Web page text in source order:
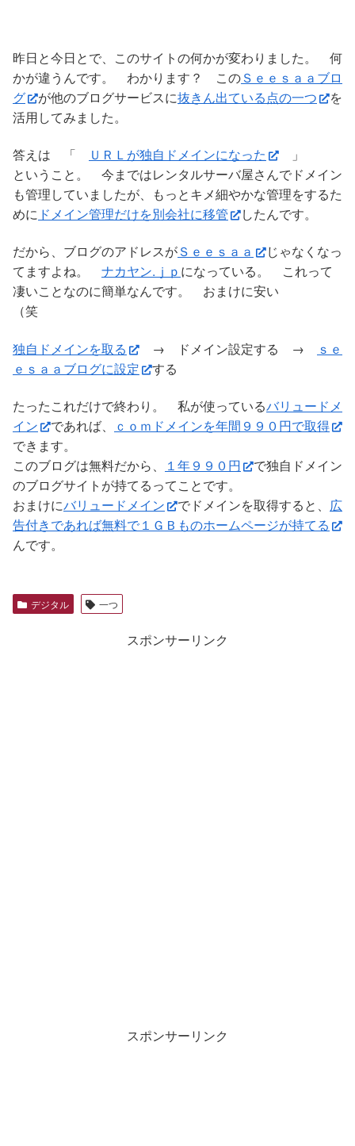
昨日と今日とで、このサイトの何かが変わりました。 何
かが違うんです。 わかります？ このＳｅｅｓａａブロ
グ
が他のブログサービスに抜きん出ている点の一つ
を
活用してみました。
答えは 「 ＵＲＬが独自ドメインになった
」
ということ。 今まではレンタルサーバ屋さんでドメイン
も管理していましたが、もっとキメ細やかな管理をするた
めに ドメイン管理だけを別会社に移管 したんです。
だから、ブログのアドレスがＳｅｅｓａａ
じゃなくなっ
てますよね。 ナカヤン.ｊｐ になっている。 これって
凄いことなのに簡単なんです。 おまけに安い
（笑
独自ドメインを取る → ドメイン設定する →
ｓｅ
ｅｓａａブログに設定
する
たったこれだけで終わり。 私が使っているバリュードメ
イン
であれば、
ｃｏｍドメインを年間９９０円で取得
できます。
このブログは無料だから、
１年９９０円
で独自ドメイン
のブログサイトが持てるってことです。
おまけにバリュードメイン でドメインを取得すると、 広
告付きであれば無料で１ＧＢものホームページが持てる
んです。
デジタル 一つ
スポンサーリンク
スポンサーリンク